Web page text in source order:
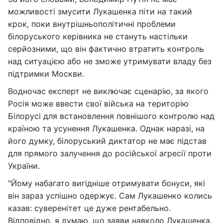
можливості змусити Лукашенка піти на такий
крок, поки внутрішньополітичні проблеми
білоруського керівника не стануть настільки
серйозними, що він фактично втратить контроль
над ситуацією або не зможе утримувати владу без
підтримки Москви.
Водночас експерт не виключає сценарію, за якого
Росія може ввести свої війська на територію
Білорусі для встановлення повнішого контролю над
країною та усунення Лукашенка. Однак наразі, на
його думку, білоруський диктатор не має підстав
для прямого залучення до російської агресії проти
України.
"Йому набагато вигідніше отримувати бонуси, які
він зараз успішно одержує. Сам Лукашенко колись
казав: суверенітет це дуже рентабельно.
Відповідно, я думаю, що заяви навколо Лукашенка,